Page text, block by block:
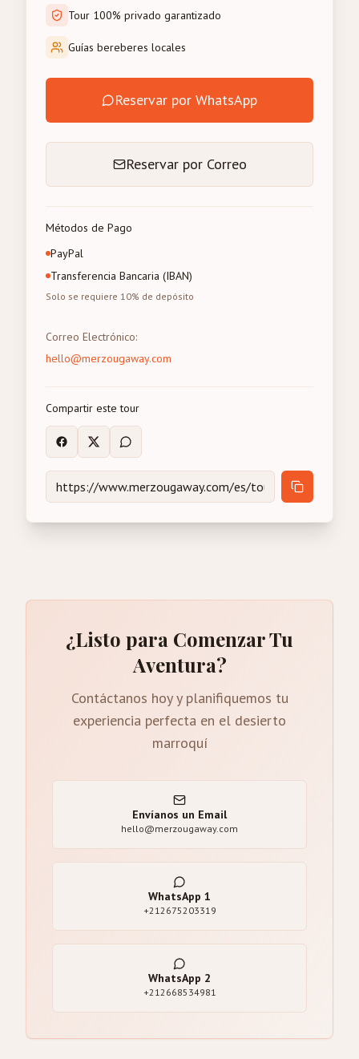
Tour 100% privado garantizado
Guías bereberes locales
Reservar por WhatsApp
Reservar por Correo
Métodos de Pago
PayPal
Transferencia Bancaria (IBAN)
Solo se requiere 10% de depósito
Correo Electrónico:
hello@merzougaway.com
Compartir este tour
¿Listo para Comenzar Tu
Aventura?
Contáctanos hoy y planifiquemos tu
experiencia perfecta en el desierto
marroquí
Envíanos un Email
hello@merzougaway.com
WhatsApp 1
+212675203319
WhatsApp 2
+212668534981